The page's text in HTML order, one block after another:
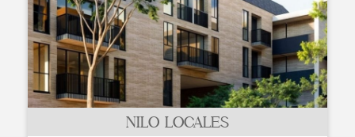
NILO LOCALES